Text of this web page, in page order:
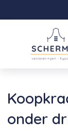
onder